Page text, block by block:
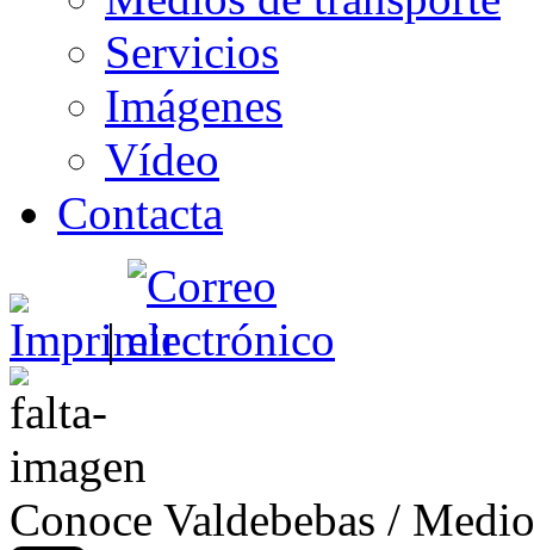
Servicios
Imágenes
Vídeo
Contacta
|
Conoce Valdebebas /